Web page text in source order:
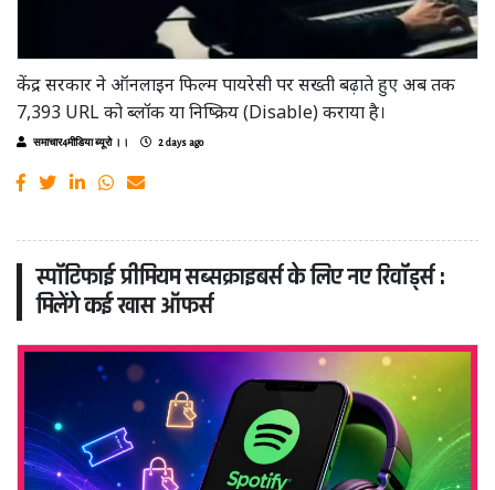
केंद्र सरकार ने ऑनलाइन फिल्म पायरेसी पर सख्ती बढ़ाते हुए अब तक
7,393 URL को ब्लॉक या निष्क्रिय (Disable) कराया है।
समाचार4मीडिया ब्यूरो ।। 2 days ago
स्पॉटिफाई प्रीमियम सब्सक्राइबर्स के लिए नए रिवॉर्ड्स :
मिलेंगे कई खास ऑफर्स